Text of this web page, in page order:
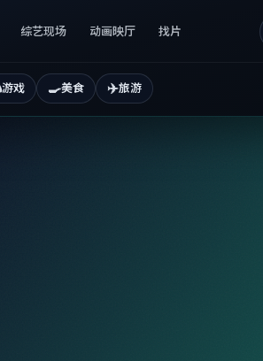
综艺现场 动画映厅 找片
游戏 🍳美食 ✈️旅游